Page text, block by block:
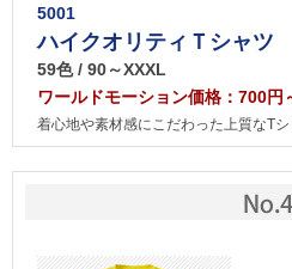
5001
ハイクオリティＴシャツ
59色 / 90～XXXL
ワールドモーション価格：700円
着心地や素材感にこだわった上質なT